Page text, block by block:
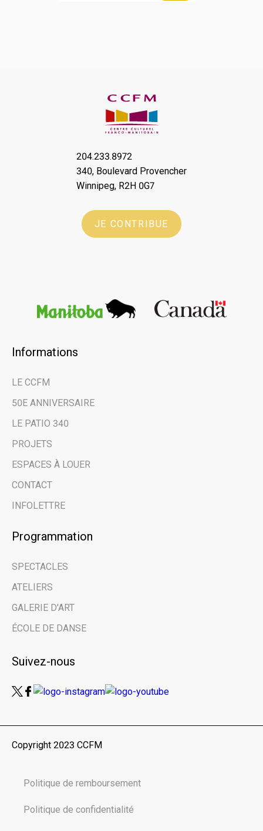
204.233.8972
340, Boulevard Provencher
Winnipeg, R2H 0G7
JE CONTRIBUE
Informations
LE CCFM
50E ANNIVERSAIRE
LE PATIO 340
PROJETS
ESPACES À LOUER
CONTACT
INFOLETTRE
Programmation
SPECTACLES
ATELIERS
GALERIE D'ART
ÉCOLE DE DANSE
Suivez-nous
Copyright 2023 CCFM
Politique de remboursement
Politique de confidentialité
Restez au courant
des dernières
nouvelles et des
évènements à venir
grâce à notre
infolettre.
Email address
Nom de famille | Last Name
Nom de votre organisme | Name of your
organization
Vous êtes ici en tant que… | You are here
as...
Médias | Press